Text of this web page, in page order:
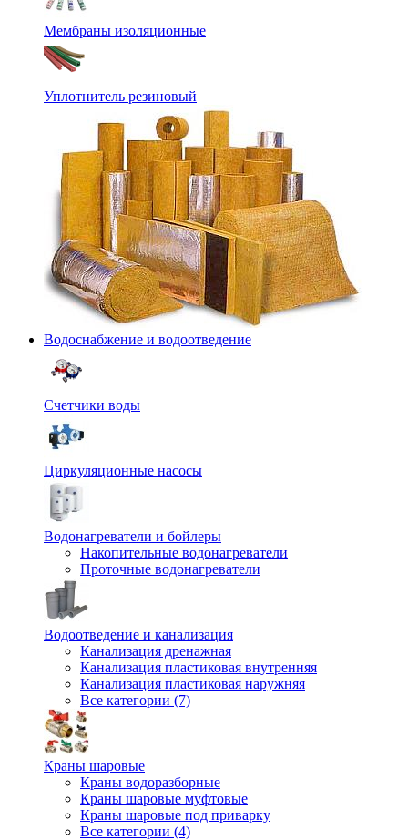
Мембраны изоляционные
Уплотнитель резиновый
Водоснабжение и водоотведение
Счетчики воды
Циркуляционные насосы
Водонагреватели и бойлеры
Накопительные водонагреватели
Проточные водонагреватели
Водоотведение и канализация
Канализация дренажная
Канализация пластиковая внутренняя
Канализация пластиковая наружняя
Все категории (7)
Краны шаровые
Краны водоразборные
Краны шаровые муфтовые
Краны шаровые под приварку
Все категории (4)